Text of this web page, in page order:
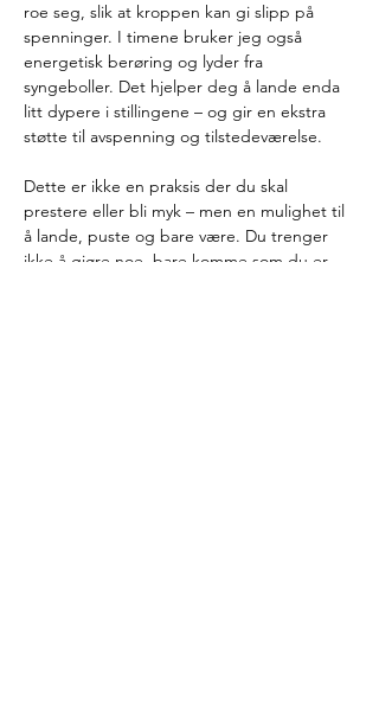
roe seg, slik at kroppen kan gi slipp på
spenninger. I timene bruker jeg også
energetisk berøring og lyder fra
syngeboller. Det hjelper deg å lande enda
litt dypere i stillingene – og gir en ekstra
støtte til avspenning og tilstedeværelse.
Dette er ikke en praksis der du skal
prestere eller bli myk – men en mulighet til
å lande, puste og bare være. Du trenger
ikke å gjøre noe, bare komme som du er.